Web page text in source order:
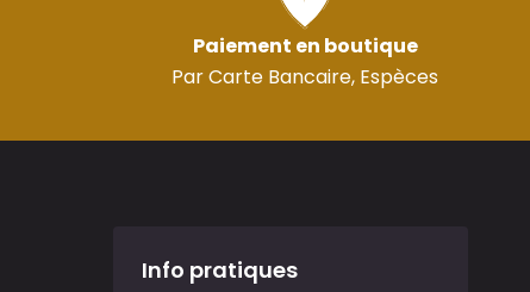
Paiement en boutique
Par Carte Bancaire, Espèces
Info pratiques